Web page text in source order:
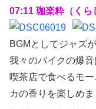
07:11 珈楽粋（くら
BGMとしてジャズ
我々のバイクの爆音
喫茶店で食べるモ
カの香りを楽しめ